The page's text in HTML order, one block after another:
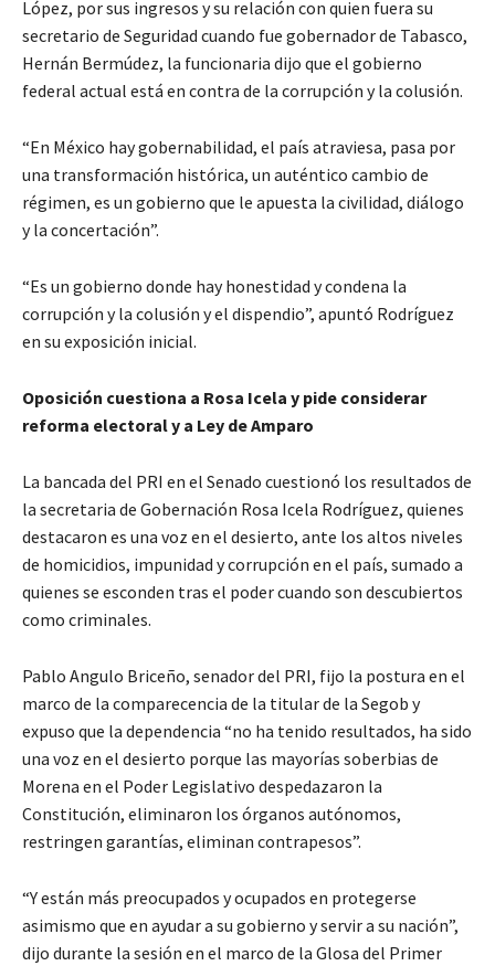
López, por sus ingresos y su relación con quien fuera su
secretario de Seguridad cuando fue gobernador de Tabasco,
Hernán Bermúdez, la funcionaria dijo que el gobierno
federal actual está en contra de la corrupción y la colusión.
“En México hay gobernabilidad, el país atraviesa, pasa por
una transformación histórica, un auténtico cambio de
régimen, es un gobierno que le apuesta la civilidad, diálogo
y la concertación”.
“Es un gobierno donde hay honestidad y condena la
corrupción y la colusión y el dispendio”, apuntó Rodríguez
en su exposición inicial.
Oposición cuestiona a Rosa Icela y pide considerar
reforma electoral y a Ley de Amparo
La bancada del PRI en el Senado cuestionó los resultados de
la secretaria de Gobernación Rosa Icela Rodríguez, quienes
destacaron es una voz en el desierto, ante los altos niveles
de homicidios, impunidad y corrupción en el país, sumado a
quienes se esconden tras el poder cuando son descubiertos
como criminales.
Pablo Angulo Briceño, senador del PRI, fijo la postura en el
marco de la comparecencia de la titular de la Segob y
expuso que la dependencia “no ha tenido resultados, ha sido
una voz en el desierto porque las mayorías soberbias de
Morena en el Poder Legislativo despedazaron la
Constitución, eliminaron los órganos autónomos,
restringen garantías, eliminan contrapesos”.
“Y están más preocupados y ocupados en protegerse
asimismo que en ayudar a su gobierno y servir a su nación”,
dijo durante la sesión en el marco de la Glosa del Primer